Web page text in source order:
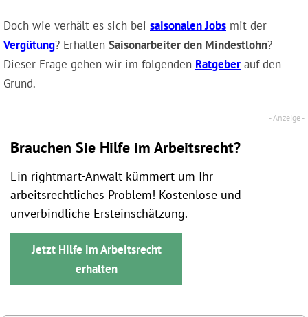
Doch wie verhält es sich bei saisonalen Jobs mit der
Vergütung? Erhalten Saisonarbeiter den Mindestlohn?
Dieser Frage gehen wir im folgenden Ratgeber auf den
Grund.
Brauchen Sie Hilfe im Arbeitsrecht?
Ein rightmart-Anwalt kümmert um Ihr
arbeitsrechtliches Problem! Kostenlose und
unverbindliche Ersteinschätzung.
Jetzt Hilfe im Arbeitsrecht
erhalten